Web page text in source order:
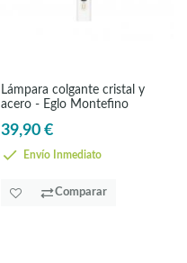
Lámpara colgante cristal y
acero - Eglo Montefino
39,90 €
Envío Inmediato
Comparar